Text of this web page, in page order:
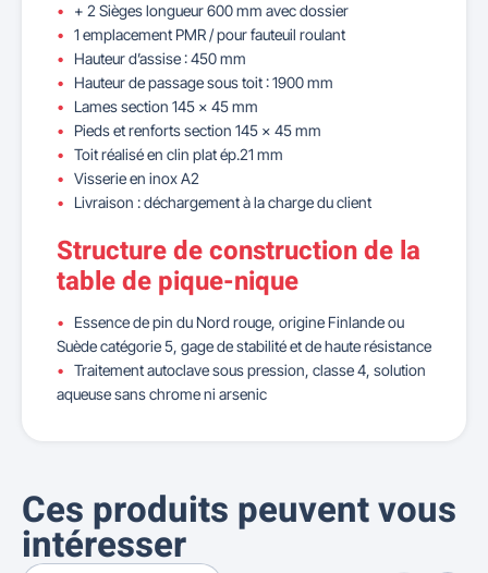
+ 2 Sièges longueur 600 mm avec dossier
1 emplacement PMR / pour fauteuil roulant
Hauteur d’assise : 450 mm
Hauteur de passage sous toit : 1900 mm
Lames section 145 x 45 mm
Pieds et renforts section 145 x 45 mm
Toit réalisé en clin plat ép.21 mm
Visserie en inox A2
Livraison : déchargement à la charge du client
Structure de construction de la
table de pique-nique
Essence de pin du Nord rouge, origine Finlande ou
Suède catégorie 5, gage de stabilité et de haute résistance
Traitement autoclave sous pression, classe 4, solution
aqueuse sans chrome ni arsenic
Ces produits peuvent vous
intéresser